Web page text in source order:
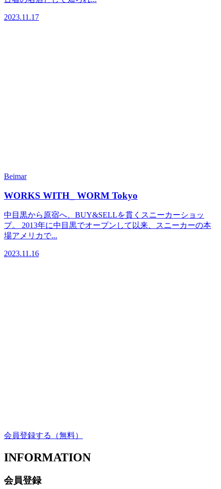
2023.11.17
Beimar
WORKS WITH_ WORM Tokyo
中目黒から原宿へ、BUY&SELLを貫くスニーカーショッ
プ。 2013年に中目黒でオープンして以来、スニーカーの本
場アメリカで...
2023.11.16
会員登録する （無料）
INFORMATION
会員登録